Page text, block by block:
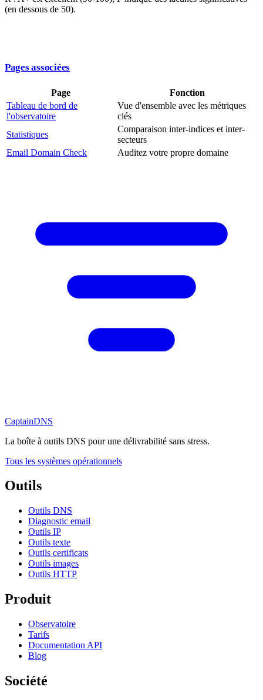
(en dessous de 50).
Pages associées
Page
Fonction
Tableau de bord de
l'observatoire
Vue d'ensemble avec les métriques
clés
Statistiques
Comparaison inter-indices et inter-
secteurs
Email Domain Check
Auditez votre propre domaine
CaptainDNS
La boîte à outils DNS pour une délivrabilité sans stress.
Tous les systèmes opérationnels
Outils
Outils DNS
Diagnostic email
Outils IP
Outils texte
Outils certificats
Outils images
Outils HTTP
Produit
Observatoire
Tarifs
Documentation API
Blog
Société